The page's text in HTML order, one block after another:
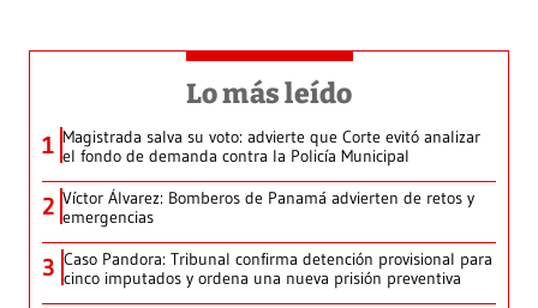
Lo más leído
1 Magistrada salva su voto: advierte que Corte evitó analizar
el fondo de demanda contra la Policía Municipal
2 Víctor Álvarez: Bomberos de Panamá advierten de retos y
emergencias
3 Caso Pandora: Tribunal confirma detención provisional para
cinco imputados y ordena una nueva prisión preventiva